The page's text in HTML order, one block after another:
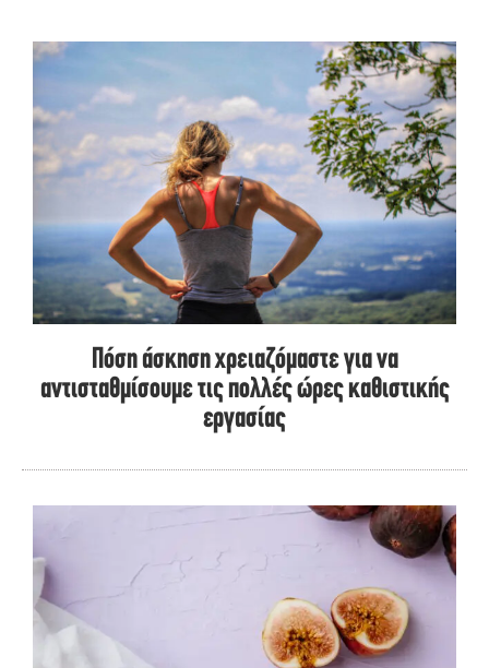
Πόση άσκηση χρειαζόμαστε για να
αντισταθμίσουμε τις πολλές ώρες καθιστικής
εργασίας